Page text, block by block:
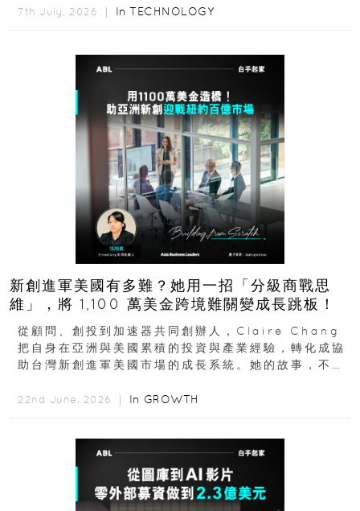
7th July, 2026 ｜ In TECHNOLOGY
新創進軍美國有多難？她用一招「分級商戰思
維」，將 1,100 萬美金跨境難關變成長跳板！
從顧問、創投到加速器共同創辦人，Claire Chang
把自身在亞洲與美國累積的投資與產業經驗，轉化成協
助台灣新創進軍美國市場的成長系統。她的故事，不只
22nd June, 2026 ｜ In GROWTH